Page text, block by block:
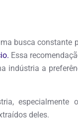
busca constante
Essa
indústria a
especialmente
deles.